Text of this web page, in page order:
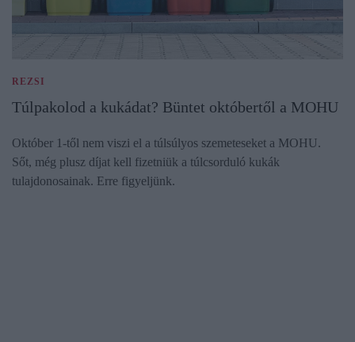
REZSI
Túlpakolod a kukádat? Büntet októbertől a MOHU
Október 1-től nem viszi el a túlsúlyos szemeteseket a MOHU.
Sőt, még plusz díjat kell fizetniük a túlcsorduló kukák
tulajdonosainak. Erre figyeljünk.